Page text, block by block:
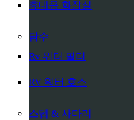
휴대용 화장실
담수
Rv 워터 필터
RV 워터 호스
스텝 & 사다리